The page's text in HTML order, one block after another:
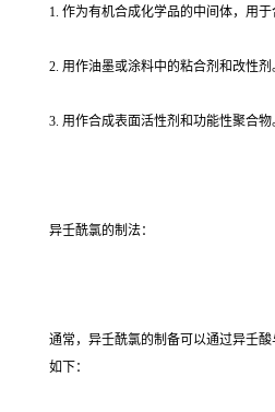
1. 作为有机合成化学品的中间体，用于
2. 用作油墨或涂料中的粘合剂和改性剂
3. 用作合成表面活性剂和功能性聚合物
异壬酰氯的制法：
通常，异壬酰氯的制备可以通过异壬
如下：